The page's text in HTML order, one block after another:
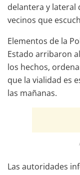
delantera y lateral
vecinos que
Elementos de la
Estado arribaron
los hechos,
que la vialidad es
las mañanas.
Las autoridades